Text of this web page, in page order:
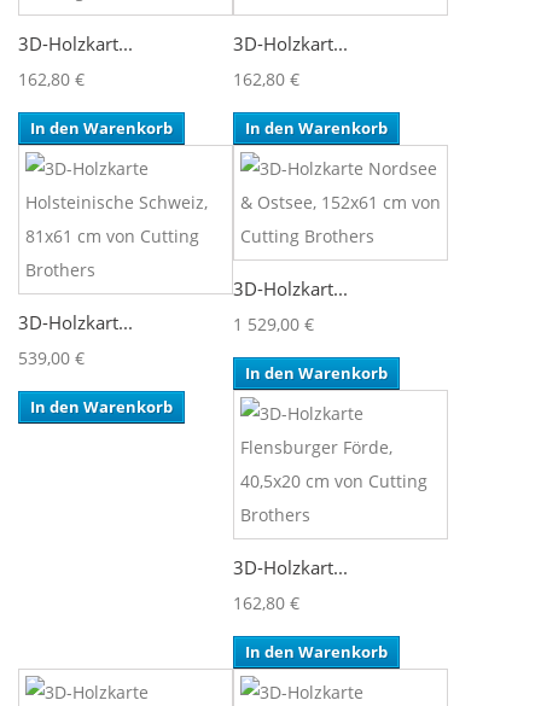
3D-Holzkart...
162,80 €
In den Warenkorb
3D-Holzkart...
162,80 €
In den Warenkorb
3D-Holzkart...
539,00 €
In den Warenkorb
3D-Holzkart...
1 529,00 €
In den Warenkorb
3D-Holzkart...
162,80 €
In den Warenkorb